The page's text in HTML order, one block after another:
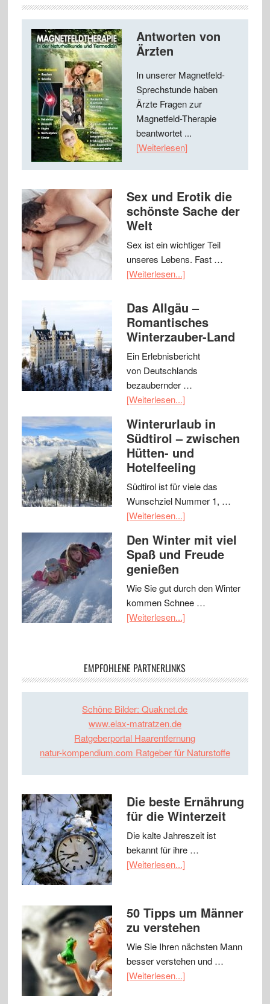
Antworten von
Ärzten
In unserer Magnetfeld-
Sprechstunde haben
Ärzte Fragen zur
Magnetfeld-Therapie
beantwortet ...
[Weiterlesen]
Sex und Erotik die
schönste Sache der
Welt
Sex ist ein wichtiger Teil
unseres Lebens. Fast …
[Weiterlesen...]
Das Allgäu –
Romantisches
Winterzauber-Land
Ein Erlebnisbericht
von Deutschlands
bezaubernder …
[Weiterlesen...]
Winterurlaub in
Südtirol – zwischen
Hütten- und
Hotelfeeling
Südtirol ist für viele das
Wunschziel Nummer 1, …
[Weiterlesen...]
Den Winter mit viel
Spaß und Freude
genießen
Wie Sie gut durch den Winter
kommen Schnee …
[Weiterlesen...]
EMPFOHLENE PARTNERLINKS
Schöne Bilder: Quaknet.de
www.elax-matratzen.de
Ratgeberportal Haarentfernung
natur-kompendium.com Ratgeber für Naturstoffe
Die beste Ernährung
für die Winterzeit
Die kalte Jahreszeit ist
bekannt für ihre …
[Weiterlesen...]
50 Tipps um Männer
zu verstehen
Wie Sie Ihren nächsten Mann
besser verstehen und …
[Weiterlesen...]